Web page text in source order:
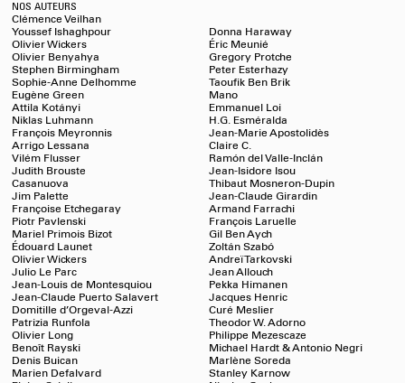
NOS AUTEURS
Clémence Veilhan
Youssef Ishaghpour
Olivier Wickers
Olivier Benyahya
Stephen Birmingham
Sophie-Anne Delhomme
Eugène Green
Attila Kotányi
Niklas Luhmann
François Meyronnis
Arrigo Lessana
Vilém Flusser
Judith Brouste
Casanuova
Jim Palette
Françoise Etchegaray
Piotr Pavlenski
Mariel Primois Bizot
Édouard Launet
Olivier Wickers
Julio Le Parc
Jean-Louis de Montesquiou
Jean-Claude Puerto Salavert
Domitille d’Orgeval-Azzi
Patrizia Runfola
Olivier Long
Benoît Rayski
Denis Buican
Marien Defalvard
Donna Haraway
Éric Meunié
Gregory Protche
Peter Esterhazy
Taoufik Ben Brik
Mano
Emmanuel Loi
H.G. Esméralda
Jean-Marie Apostolidès
Claire C.
Ramón del Valle-Inclán
Jean-Isidore Isou
Thibaut Mosneron-Dupin
Jean-Claude Girardin
Armand Farrachi
François Laruelle
Gil Ben Aych
Zoltán Szabó
Andreï Tarkovski
Jean Allouch
Pekka Himanen
Jacques Henric
Curé Meslier
Theodor W. Adorno
Philippe Mezescaze
Michael Hardt & Antonio Negri
Marlène Soreda
Stanley Karnow